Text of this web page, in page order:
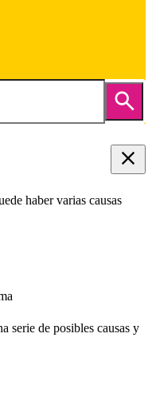
haber varias causas
serie de posibles causas y